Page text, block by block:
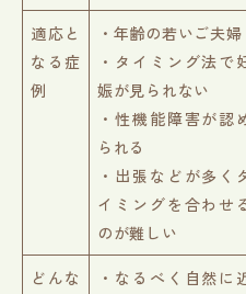
適応と
なる症
例
・年齢の若いご夫婦
・タイミング法で
娠が見られない
・性機能障害が認
られる
・出張などが多く
イミングを合わせ
のが難しい
どんな
・なるべく自然に